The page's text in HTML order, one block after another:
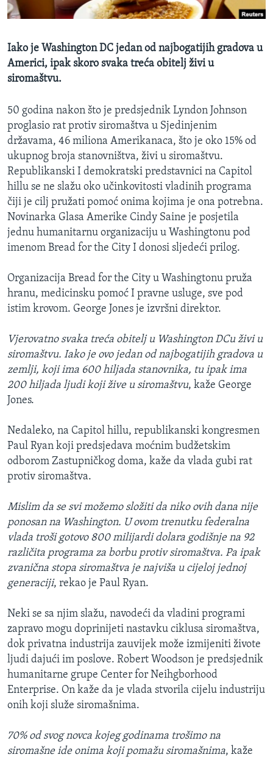
MAGAZIN
Learning English
Jezici
Iako je Washington DC jedan od najbogatijih gradova u
Americi, ipak skoro svaka treća obitelj živi u
siromaštvu.
50 godina nakon što je predsjednik Lyndon Johnson
proglasio rat protiv siromaštva u Sjedinjenim
državama, 46 miliona Amerikanaca, što je oko 15% od
ukupnog broja stanovništva, živi u siromaštvu.
Republikanski I demokratski predstavnici na Capitol
hillu se ne slažu oko učinkovitosti vladinih programa
čiji je cilj pružati pomoć onima kojima je ona potrebna.
Novinarka Glasa Amerike Cindy Saine je posjetila
jednu humanitarnu organizaciju u Washingtonu pod
imenom Bread for the City I donosi sljedeći prilog.
Organizacija Bread for the City u Washingtonu pruža
hranu, medicinsku pomoć I pravne usluge, sve pod
istim krovom. George Jones je izvršni direktor.
Vjerovatno svaka treća obitelj u Washington DCu živi u
siromaštvu. Iako je ovo jedan od najbogatijih gradova u
zemlji, koji ima 600 hiljada stanovnika, tu ipak ima
200 hiljada ljudi koji žive u siromaštvu, kaže George
Jones.
Nedaleko, na Capitol hillu, republikanski kongresmen
Paul Ryan koji predsjedava moćnim budžetskim
odborom Zastupničkog doma, kaže da vlada gubi rat
protiv siromaštva.
Mislim da se svi možemo složiti da niko ovih dana nije
ponosan na Washington. U ovom trenutku federalna
vlada troši gotovo 800 milijardi dolara godišnje na 92
različita programa za borbu protiv siromaštva. Pa ipak
zvanična stopa siromaštva je najviša u cijeloj jednoj
generaciji, rekao je Paul Ryan.
Neki se sa njim slažu, navodeći da vladini programi
zapravo mogu doprinijeti nastavku ciklusa siromaštva,
dok privatna industrija zauvijek može izmijeniti živote
ljudi dajući im poslove. Robert Woodson je predsjednik
humanitarne grupe Center for Neihgborhood
Enterprise. On kaže da je vlada stvorila cijelu industriju
onih koji služe siromašnima.
70% od svog novca kojeg godinama trošimo na
siromašne ide onima koji pomažu siromašnima, kaže